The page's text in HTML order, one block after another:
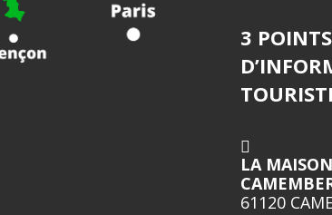
3 POINTS
LA
61120